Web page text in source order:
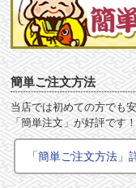
簡単ご注文方法
当店では初めての方でも
「簡単注文」が好評です！
「簡単ご注文方法」